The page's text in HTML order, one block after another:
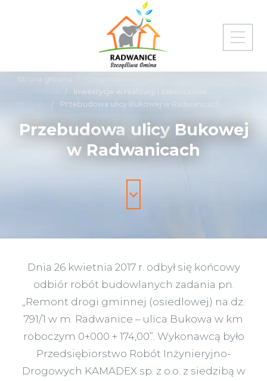
Strona główna
Inwestycje w realizacji i zakończone
Przebudowa ulicy Bukowej w Radwanicach
Przebudowa ulicy Bukowej
w Radwanicach
Dnia 26 kwietnia 2017 r. odbył się końcowy
odbiór robót budowlanych zadania pn.
„Remont drogi gminnej (osiedlowej) na dz.
791/1 w m. Radwanice – ulica Bukowa w km
roboczym 0+000 + 174,00”. Wykonawcą było
Przedsiębiorstwo Robót Inżynieryjno-
Drogowych KAMADEX sp. z o.o. z siedzibą w